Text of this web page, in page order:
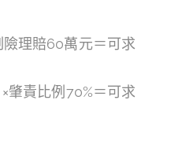
理賠60萬元＝可求
肇責比例70%＝可求